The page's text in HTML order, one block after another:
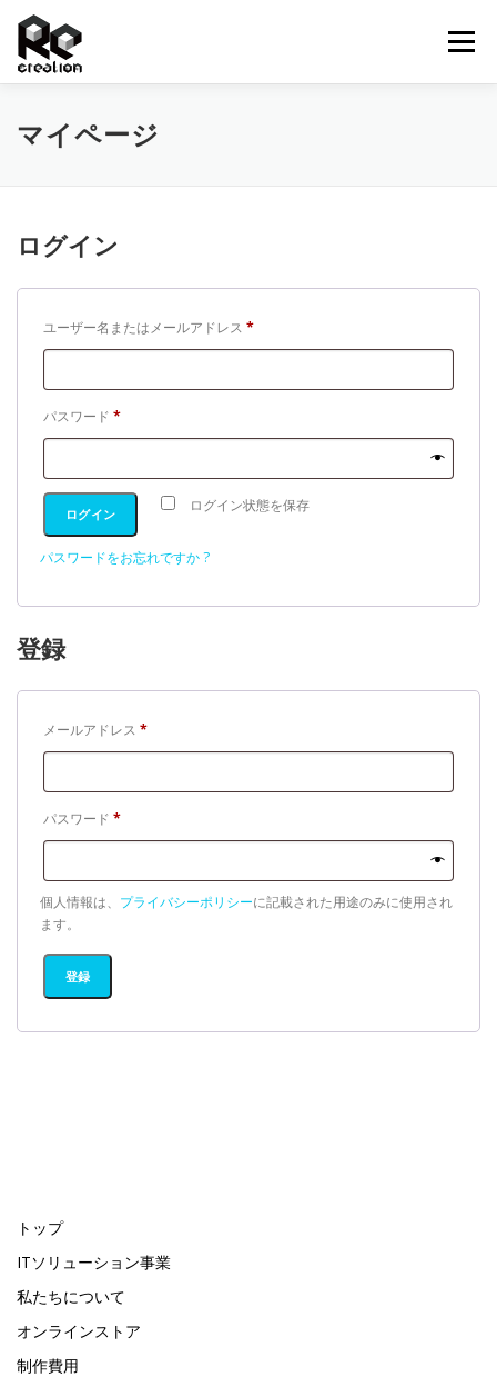
メニュー
トップ ITソリューション事業
新着情報 お問い合わせ
マイページ
ログイン
ユーザー名またはメールアドレス *必
須
パスワード *必
須
ログイン状態を保存
ログイン
パスワードをお忘れですか ?
登録
メールアドレス *必
須
パスワード *必
須
個人情報は、 プライバシーポリシーに記載された用途のみに使用され
ます。
登録
トップ
ITソリューション事業
私たちについて
オンラインストア
制作費用